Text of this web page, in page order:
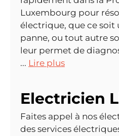
Luxembourg pour
électrique, que ce
panne, ou tout autre
leur permet de
... Lire plus
Electricien
Faites appel à nos
des services